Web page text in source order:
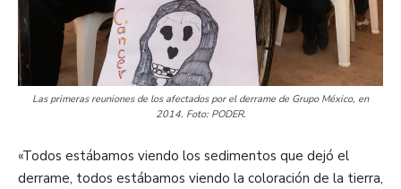
Las primeras reuniones de los afectados por el derrame de Grupo México, en
2014. Foto: PODER.
«Todos estábamos viendo los sedimentos que dejó el
derrame, todos estábamos viendo la coloración de la tierra,